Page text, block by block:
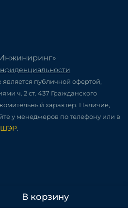
В корзину
публичной офертой,
ч. 2 ст. 437 Гражданского
характер. Наличие,
у менеджеров по телефону или в
.